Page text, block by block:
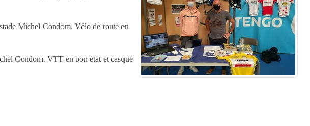
Michel Condom. Vélo de route en
Condom. VTT en bon état et casque